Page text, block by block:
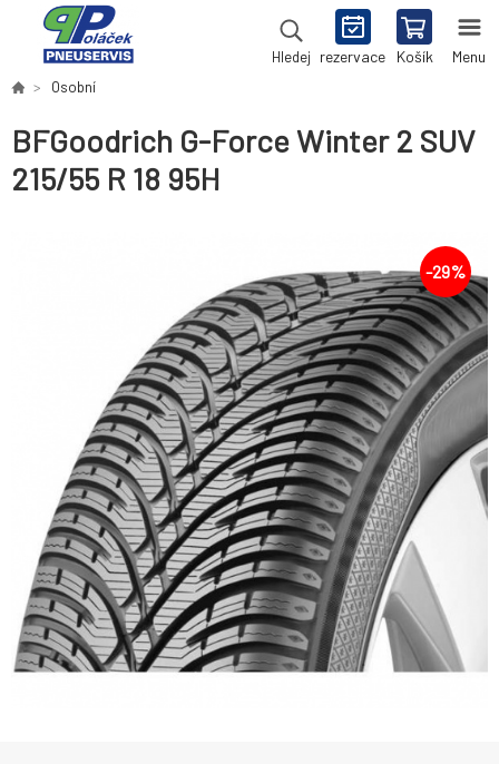
Hledej rezervace Košík Menu
Osobní
BFGoodrich G-Force Winter 2 SUV
215/55 R 18 95H
-29%